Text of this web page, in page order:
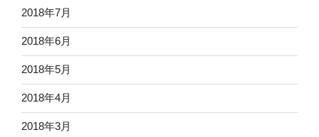
2018年7月
2018年6月
2018年5月
2018年4月
2018年3月